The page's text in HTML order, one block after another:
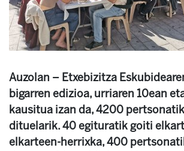
Auzolan – Etxebizitza
bigarren edizioa, urriaren 10ean
kausitua izan da, 4200
dituelarik. 40 egituratik goiti
elkarteen-herrixka, 400